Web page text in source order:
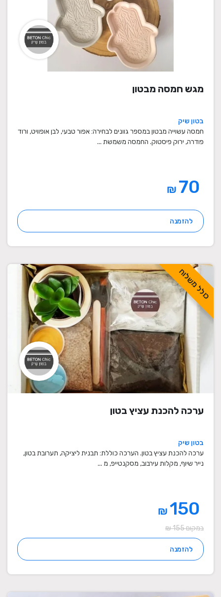
מגש חמסה מבטון
בטון שיק
חמסה עשוייה מבטון במספר גוונים לבחירה: אפור טבעי, לבן אופוויט, ורוד
פודרה, ירוק פיסטוק. החמסה משמשת ...
₪
להזמנה
כולל משלוח
ערכה להכנת עציץ בטון
בטון שיק
ערכה להכנת עציץ בטון. הערכה כוללת: תבנית ליציקה, תערובת בטון,
נייר שיוף, מקלות עירבוב, מסקנטייפ, מ ...
₪
במקום 155 ₪
להזמנה